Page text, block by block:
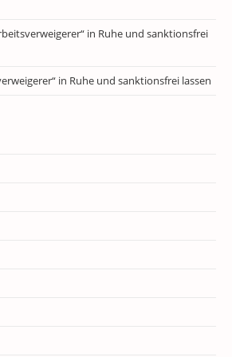
in Ruhe und sanktionsfrei
in Ruhe und sanktionsfrei lassen